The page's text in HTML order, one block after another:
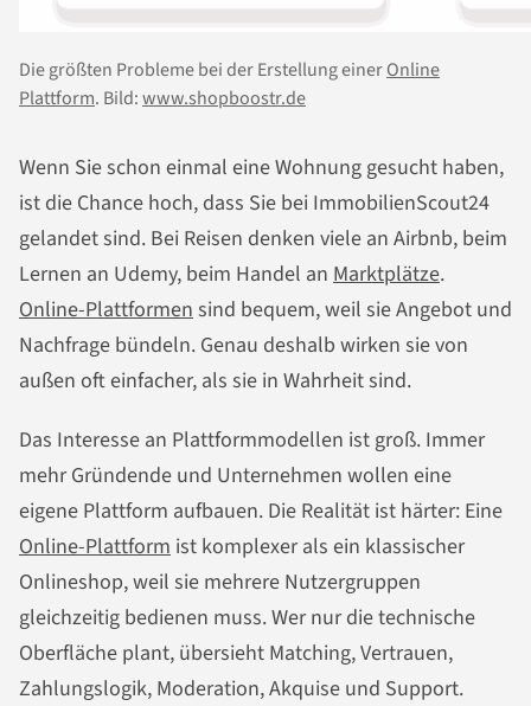
Die größten Probleme bei der Erstellung einerOnline
Plattform. Bild:www.shopboostr.de
Wenn Sie schon einmal eine Wohnung gesucht haben,
ist die Chance hoch, dass Sie bei ImmobilienScout24
gelandet sind. Bei Reisen denken viele an Airbnb, beim
Lernen an Udemy, beim Handel an Marktplätze.
Online-Plattformensind bequem, weil sie Angebot und
Nachfrage bündeln. Genau deshalb wirken sie von
außen oft einfacher, als sie in Wahrheit sind.
Das Interesse an Plattformmodellen ist groß. Immer
mehr Gründende und Unternehmen wollen eine
eigene Plattform aufbauen. Die Realität ist härter: Eine
Online-Plattform ist komplexer als ein klassischer
Onlineshop, weil sie mehrere Nutzergruppen
gleichzeitig bedienen muss. Wer nur die technische
Oberfläche plant, übersieht Matching, Vertrauen,
Zahlungslogik, Moderation, Akquise und Support.